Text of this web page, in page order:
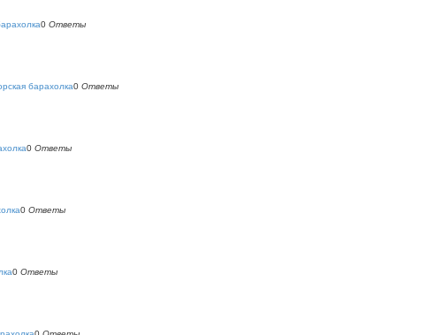
0 Ответы
барахолка0 Ответы
0 Ответы
0 Ответы
0 Ответы